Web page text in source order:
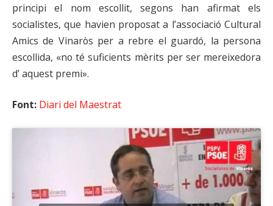
principi el nom escollit, segons han afirmat els
socialistes, que havien proposat a l’associació Cultural
Amics de Vinaròs per a rebre el guardó, la persona
escollida, «no té suficients mèrits per ser mereixedora
d’ aquest premi».
Font: Diari del Maestrat